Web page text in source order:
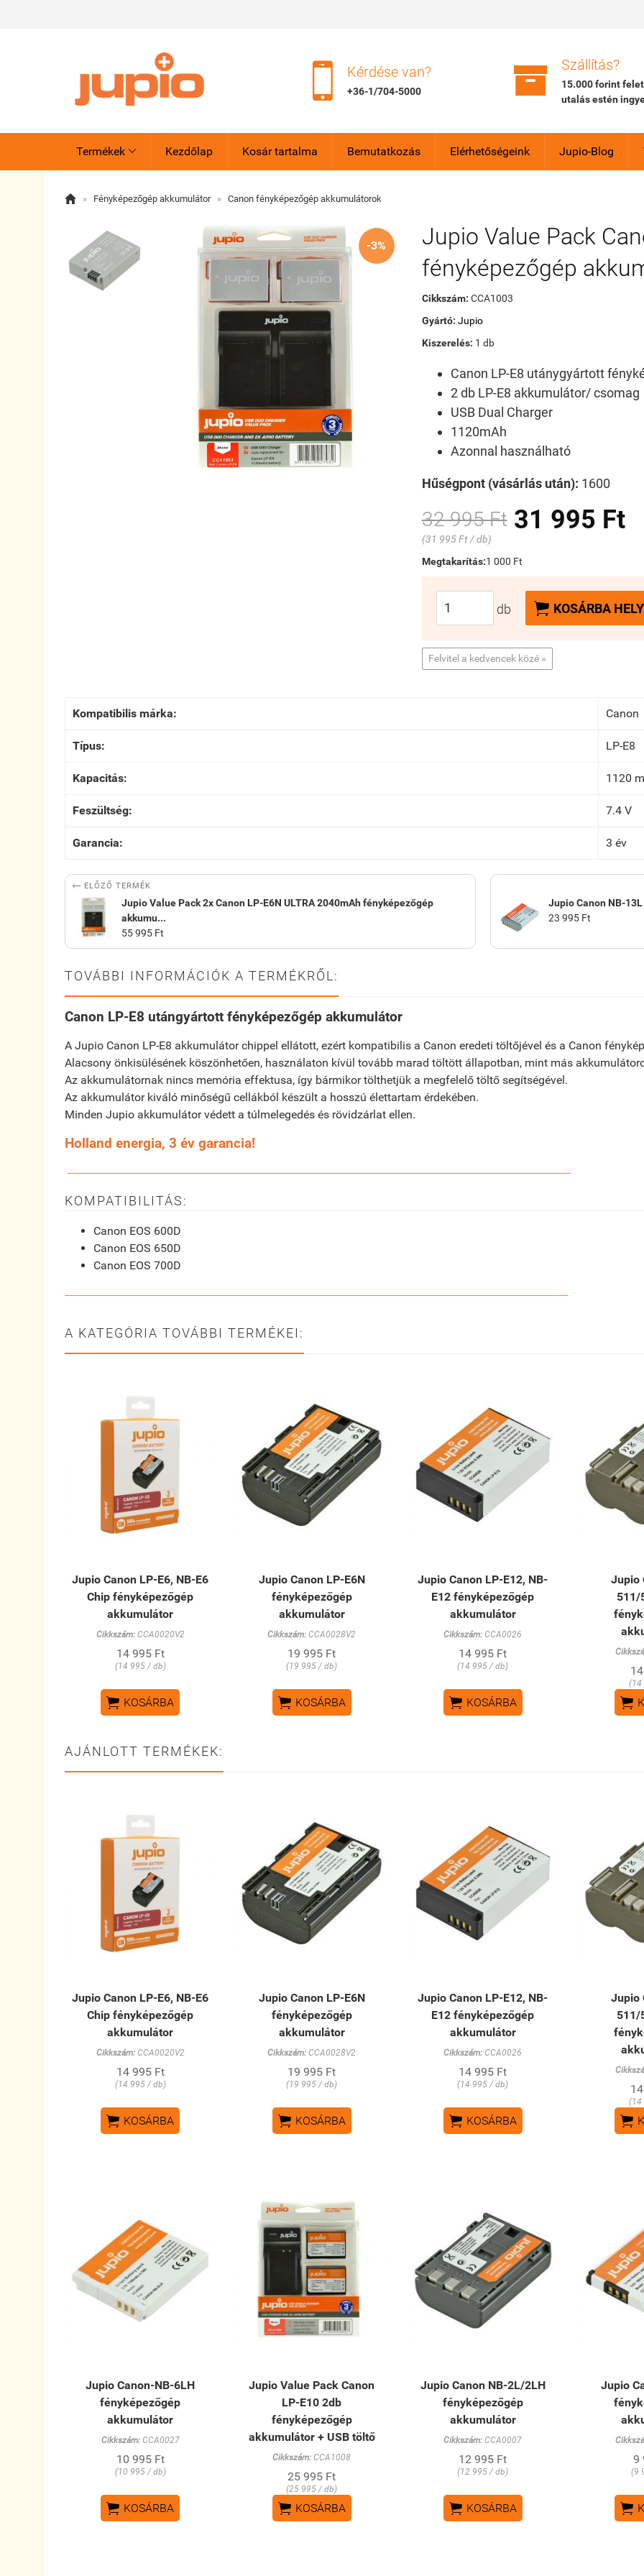
 Kérdése van?
+36-1/704-5000  Szállítás?
15.000 forint
utalás estén
Termékek  Kezdőlap Kosár tartalma Bemutatkozás Elérhetőségeink Jupio-Blog
 » Fényképezőgép akkumulátor » Canon fényképezőgép akkumulátorok
-3%
Jupio Value Pack
fényképezőgép
Cikkszám: CCA1003
Gyártó: Jupio
Kiszerelés: 1 db
Canon LP-E8 utánygyártott
2 db LP-E8 akkumulátor/ csomag
USB Dual Charger
1120mAh
Azonnal használható
Hűségpont (vásárlás után): 1600
32 995 Ft 31 995 Ft
(31 995 Ft / db)
Megtakarítás:1 000 Ft
db  KOSÁRBA
Felvitel a kedvencek közé »
Kompatibilis márka: Canon
Típus: LP-E8
Kapacitás: 1120
Feszültség: 7.4 V
Garancia: 3 év
 ELŐZŐ TERMÉK
Jupio Value Pack 2x Canon LP-E6N ULTRA 2040mAh fényképezőgép
akkumu...
55 995 Ft
Jupio Canon NB-
23 995 Ft
TOVÁBBI INFORMÁCIÓK A TERMÉKRŐL:
Canon LP-E8 utángyártott fényképezőgép akkumulátor
A Jupio Canon LP-E8 akkumulátor chippel ellátott, ezért kompatibilis a Canon eredeti töltőjével és a Canon
Alacsony önkisülésének köszönhetően, használaton kívül tovább marad töltött állapotban, mint más
Az akkumulátornak nincs memória effektusa, így bármikor tölthetjük a megfelelő töltő segítségével.
Az akkumulátor kiváló minőségű cellákból készült a hosszú élettartam érdekében.
Minden Jupio akkumulátor védett a túlmelegedés és rövidzárlat ellen.
Holland energia, 3 év garancia!
KOMPATIBILITÁS:
Canon EOS 600D
Canon EOS 650D
Canon EOS 700D
A KATEGÓRIA TOVÁBBI TERMÉKEI:
Jupio Canon LP-E6, NB-E6
Chip fényképezőgép
akkumulátor
Cikkszám:CCA0020V2
14 995 Ft
(14 995 / db)
 KOSÁRBA
Jupio Canon LP-E6N
fényképezőgép
akkumulátor
Cikkszám: CCA0028V2
19 995 Ft
(19 995 / db)
 KOSÁRBA
Jupio Canon LP-E12, NB-
E12 fényképezőgép
akkumulátor
Cikkszám: CCA0026
14 995 Ft
(14 995 / db)
 KOSÁRBA
Jupio
511/
(14

AJÁNLOTT TERMÉKEK:
Jupio Canon LP-E6, NB-E6
Chip fényképezőgép
akkumulátor
Cikkszám:CCA0020V2
14 995 Ft
(14 995 / db)
 KOSÁRBA
Jupio Canon LP-E6N
fényképezőgép
akkumulátor
Cikkszám: CCA0028V2
19 995 Ft
(19 995 / db)
 KOSÁRBA
Jupio Canon LP-E12, NB-
E12 fényképezőgép
akkumulátor
Cikkszám: CCA0026
14 995 Ft
(14 995 / db)
 KOSÁRBA
Jupio
511/
(14

Jupio Canon-NB-6LH
fényképezőgép
akkumulátor
Cikkszám:CCA0027
10 995 Ft
(10 995 / db)
 KOSÁRBA
Jupio Value Pack Canon
LP-E10 2db
fényképezőgép
akkumulátor + USB töltő
Cikkszám: CCA1008
25 995 Ft
(25 995 / db)
 KOSÁRBA
Jupio Canon NB-2L/2LH
fényképezőgép
akkumulátor
Cikkszám: CCA0007
12 995 Ft
(12 995 / db)
 KOSÁRBA
Jupio
9
(9
